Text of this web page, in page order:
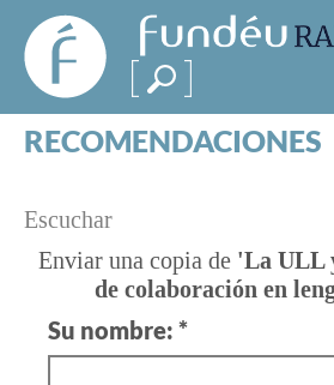
FundéuRAE
- Fundación
del Español
Urgente
RECOMENDACIONES
ESPECIALES
BLOG
NOTICIAS
SOBRE LA
¿TIENES
UNA
DUDA?
Consúltanos
Escuchar
Enviar una copia de 'La ULL
de colaboración en
Su nombre: *